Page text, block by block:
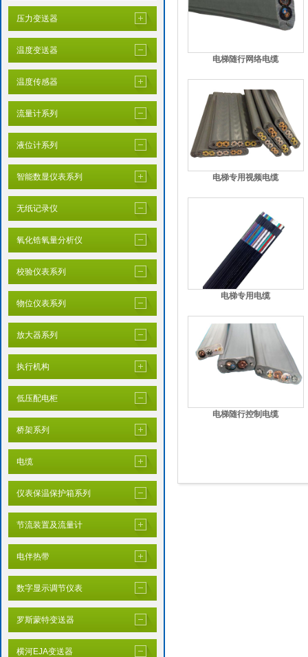
压力变送器
温度变送器
温度传感器
流量计系列
液位计系列
智能数显仪表系列
无纸记录仪
氧化锆氧量分析仪
校验仪表系列
物位仪表系列
放大器系列
执行机构
低压配电柜
桥架系列
电缆
仪表保温保护箱系列
节流装置及流量计
电伴热带
数字显示调节仪表
罗斯蒙特变送器
横河EJA变送器
电梯随行网络电缆
电梯专用视频电缆
电梯专用电缆
电梯随行控制电缆